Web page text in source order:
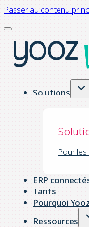
Passer au contenu
Solutions
Pour
ERP
Tarifs
Pourquoi Yooz
Ressources